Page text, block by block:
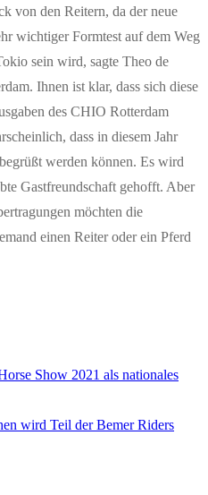
von den Reitern, da der neue
wichtiger Formtest auf dem Weg
sein wird, sagte Theo de
Ihnen ist klar, dass sich diese
des CHIO Rotterdam
dass in diesem Jahr
werden können. Es wird
Gastfreundschaft gehofft. Aber
möchten die
einen Reiter oder ein Pferd
Show 2021 als nationales
wird Teil der Bemer Riders